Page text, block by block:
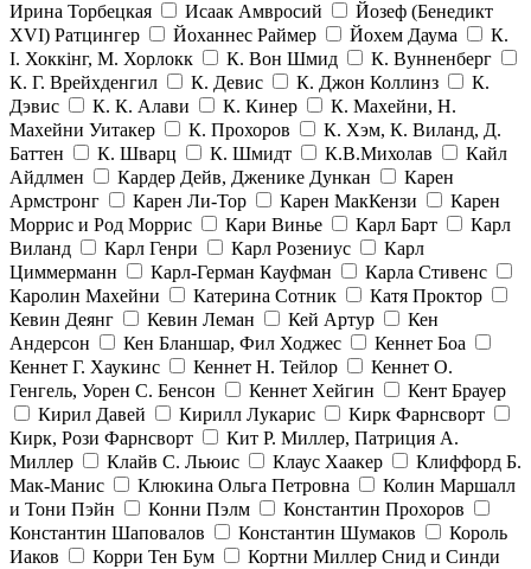
Ирина Торбецкая
Исаак Амвросий
Йозеф (Бенедикт
ХVI) Ратцингер
Йоханнес Раймер Йохем Даума
К.
І. Хоккінг, М. Хорлокк
К. Вон Шмид
К. Вунненберг
К. Г. Врейхденгил
К. Девис К. Джон Коллинз
К.
Дэвис
К. К. Алави К. Кинер
К. Махейни, Н.
Махейни Уитакер
К. Прохоров
К. Хэм, К. Виланд, Д.
Баттен
К. Шварц К. Шмидт К.В.Михолав
Кайл
Айдлмен
Кардер Дейв, Дженике Дункан
Карен
Армстронг
Карен Ли-Тор Карен МакКензи
Карен
Моррис и Род Моррис
Кари Винье Карл Барт
Карл
Виланд
Карл Генри Карл Розениус
Карл
Циммерманн
Карл-Герман Кауфман
Карла Стивенс
Каролин Махейни
Катерина Сотник
Катя Проктор
Кевин Деянг
Кевин Леман Кей Артур
Кен
Андерсон
Кен Бланшар, Фил Ходжес
Кеннет Боа
Кеннет Г. Хаукинс
Кеннет Н. Тейлор
Кеннет О.
Генгель, Уорен С. Бенсон
Кеннет Хейгин
Кент Брауер
Кирил Давей
Кирилл Лукарис
Кирк Фарнсворт
Кирк, Рози Фарнсворт
Кит Р. Миллер, Патриция А.
Миллер
Клайв С. Льюис Клаус Хаакер
Клиффорд Б.
Мак-Манис
Клюкина Ольга Петровна
Колин Маршалл
и Тони Пэйн
Конни Пэлм
Константин Прохоров
Константин Шаповалов
Константин Шумаков
Король
Иаков
Корри Тен Бум
Кортни Миллер Снид и Синди